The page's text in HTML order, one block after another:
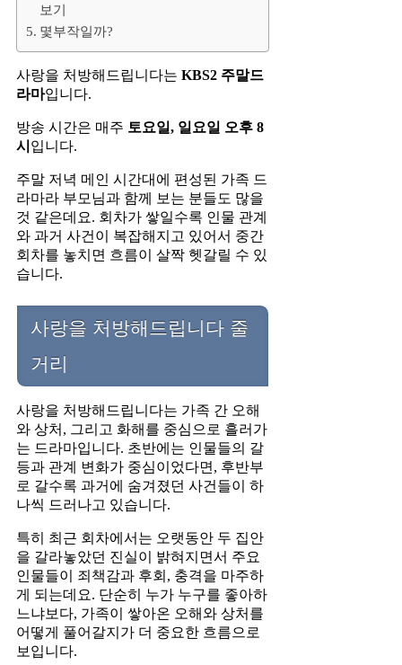
보기
몇부작일까?
사랑을 처방해드립니다는 KBS2 주말드
라마입니다.
방송 시간은 매주 토요일, 일요일 오후 8
시 입니다.
주말 저녁 메인 시간대에 편성된 가족 드
라마라 부모님과 함께 보는 분들도 많을
것 같은데요. 회차가 쌓일수록 인물 관계
와 과거 사건이 복잡해지고 있어서 중간
회차를 놓치면 흐름이 살짝 헷갈릴 수 있
습니다.
사랑을 처방해드립니다 줄
거리
사랑을 처방해드립니다는 가족 간 오해
와 상처, 그리고 화해를 중심으로 흘러가
는 드라마입니다. 초반에는 인물들의 갈
등과 관계 변화가 중심이었다면, 후반부
로 갈수록 과거에 숨겨졌던 사건들이 하
나씩 드러나고 있습니다.
특히 최근 회차에서는 오랫동안 두 집안
을 갈라놓았던 진실이 밝혀지면서 주요
인물들이 죄책감과 후회, 충격을 마주하
게 되는데요. 단순히 누가 누구를 좋아하
느냐보다, 가족이 쌓아온 오해와 상처를
어떻게 풀어갈지가 더 중요한 흐름으로
보입니다.